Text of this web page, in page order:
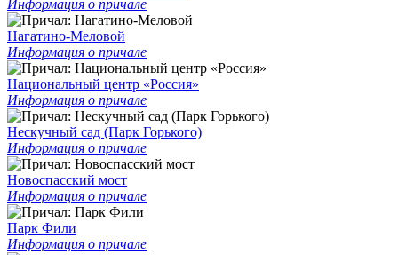
Информация о причале
Нагатино-Меловой
Информация о причале
Национальный центр «Россия»
Информация о причале
Нескучный сад (Парк Горького)
Информация о причале
Новоспасский мост
Информация о причале
Парк Фили
Информация о причале